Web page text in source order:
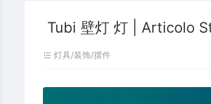
Tubi 壁灯 灯 | Articolo
灯具/装饰/摆件